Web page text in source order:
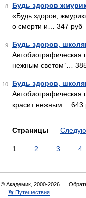
8 Будь здоров
«Будь здоров,
о смерти и… 347 руб
9 Будь здоров,
нежным светом`… 385
10 Будь здоров,
Автобиографическая
красит нежным… 643
Страницы
1 2 3 4
© Академик, 2000-2026
👣 Путешествия